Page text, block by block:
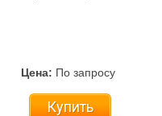
Цена: По запросу
Купить